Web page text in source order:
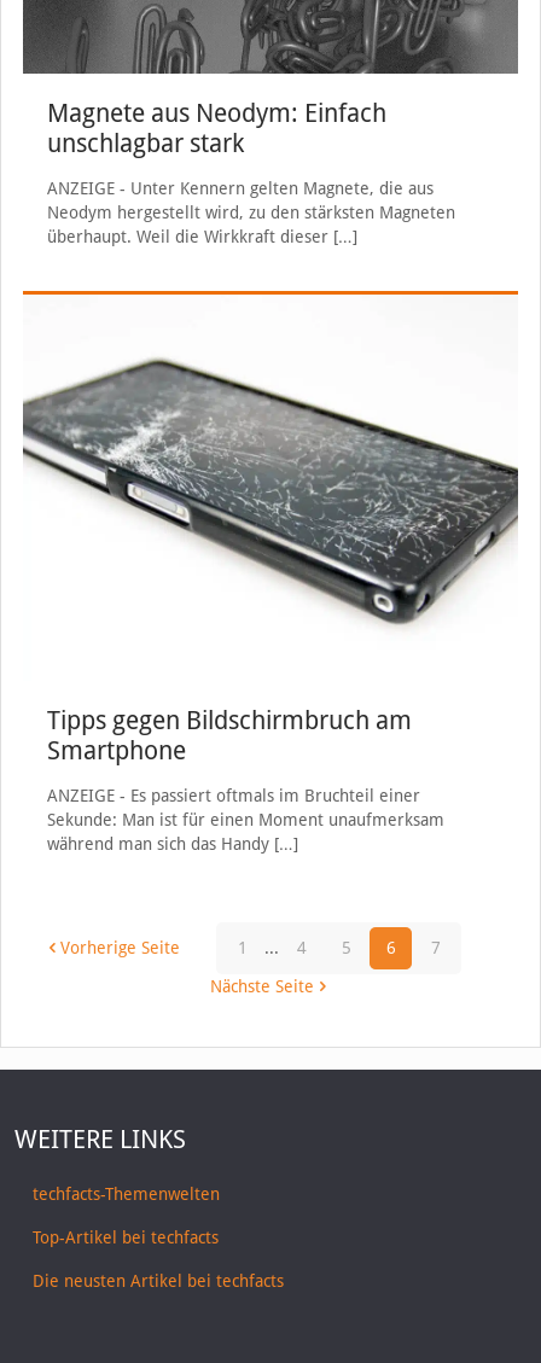
Magnete aus Neodym: Einfach
unschlagbar stark
ANZEIGE - Unter Kennern gelten Magnete, die aus
Neodym hergestellt wird, zu den stärksten Magneten
überhaupt. Weil die Wirkkraft dieser[…]
Tipps gegen Bildschirmbruch am
Smartphone
ANZEIGE - Es passiert oftmals im Bruchteil einer
Sekunde: Man ist für einen Moment unaufmerksam
während man sich das Handy[…]
Vorherige Seite 1 ... 4 5 6
7
Nächste Seite
WEITERE LINKS
techfacts-Themenwelten
Top-Artikel bei techfacts
Die neusten Artikel bei techfacts